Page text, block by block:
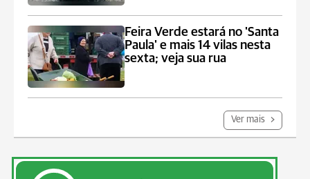
Feira Verde estará no 'Santa
Paula' e mais 14 vilas nesta
sexta; veja sua rua
Ver mais